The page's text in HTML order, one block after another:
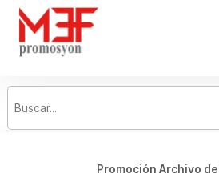
Buscar...
Promoción Archivo